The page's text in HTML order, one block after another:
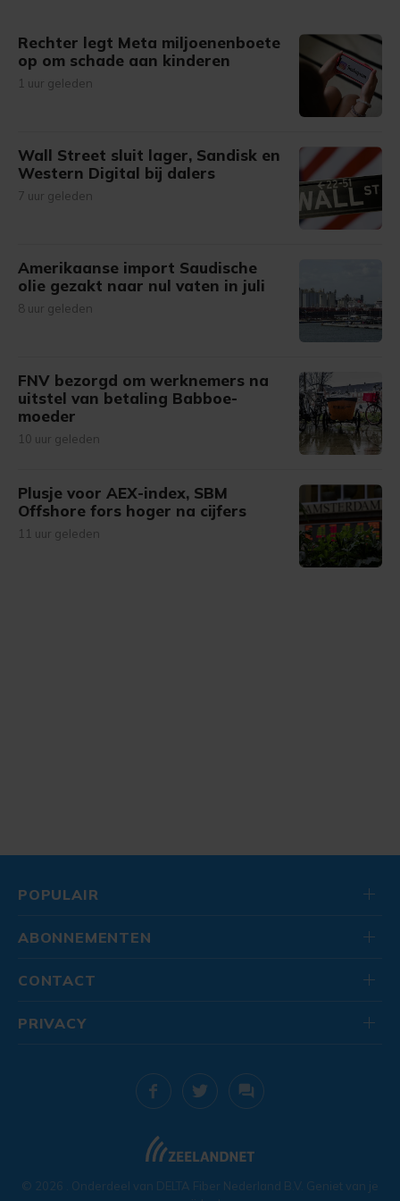
Rechter legt Meta miljoenenboete
op om schade aan kinderen
1 uur geleden
Wall Street sluit lager, Sandisk en
Western Digital bij dalers
7 uur geleden
Amerikaanse import Saudische
olie gezakt naar nul vaten in juli
8 uur geleden
FNV bezorgd om werknemers na
uitstel van betaling Babboe-
moeder
10 uur geleden
Plusje voor AEX-index, SBM
Offshore fors hoger na cijfers
11 uur geleden
POPULAIR
ABONNEMENTEN
CONTACT
© 2026 . Onderdeel van DELTA Fiber Nederland B.V. Geniet van je
PRIVACY